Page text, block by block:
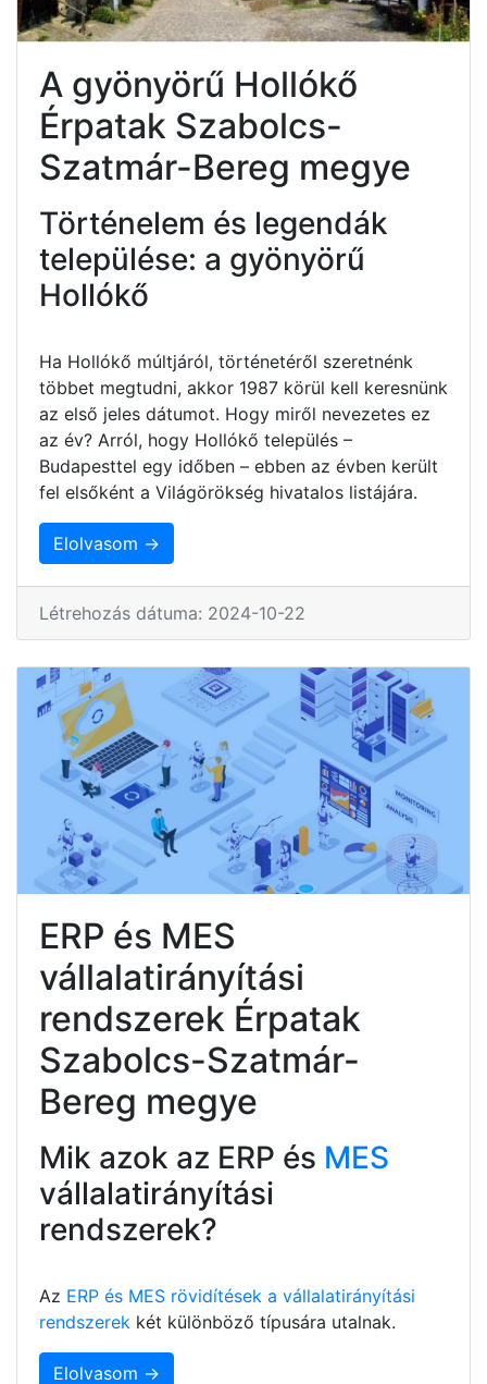
A gyönyörű Hollókő
Érpatak Szabolcs-
Szatmár-Bereg megye
Történelem és legendák
települése: a gyönyörű
Hollókő
Ha Hollókő múltjáról, történetéről szeretnénk
többet megtudni, akkor 1987 körül kell keresnünk
az első jeles dátumot. Hogy miről nevezetes ez
az év? Arról, hogy Hollókő település –
Budapesttel egy időben – ebben az évben került
fel elsőként a Világörökség hivatalos listájára.
Elolvasom →
Létrehozás dátuma: 2024-10-22
ERP és MES
vállalatirányítási
rendszerek Érpatak
Szabolcs-Szatmár-
Bereg megye
Mik azok az ERP és MES
vállalatirányítási
rendszerek?
Az ERP és MES rövidítések a vállalatirányítási
rendszerek két különböző típusára utalnak.
Elolvasom →